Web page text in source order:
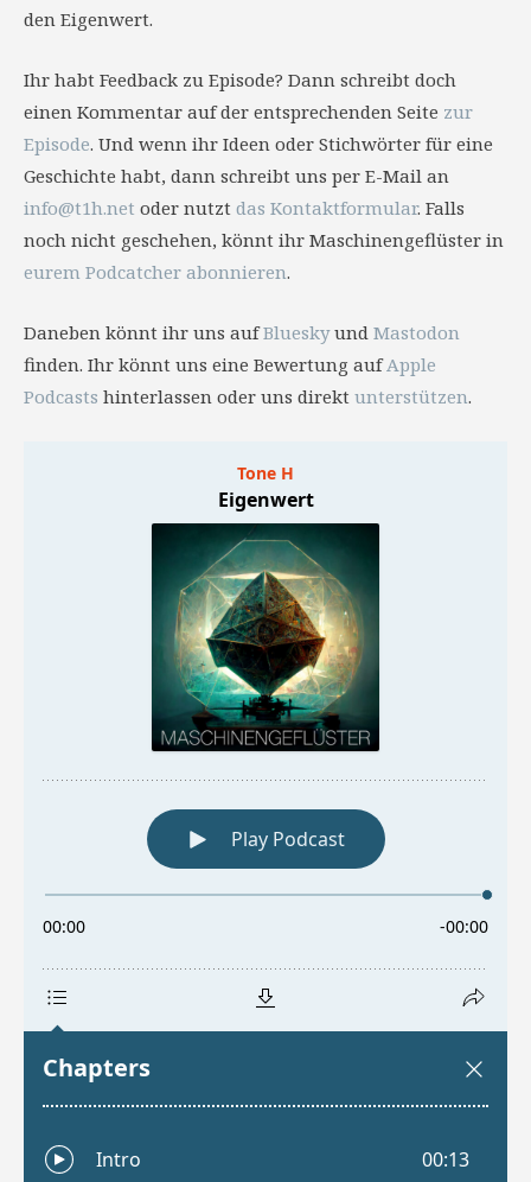
den Eigenwert.
Ihr habt Feedback zu Episode? Dann schreibt doch
einen Kommentar auf der entsprechenden Seite zur
Episode. Und wenn ihr Ideen oder Stichwörter für eine
Geschichte habt, dann schreibt uns per E-Mail an
info@t1h.net oder nutzt das Kontaktformular. Falls
noch nicht geschehen, könnt ihr Maschinengeflüster in
eurem Podcatcher abonnieren.
Daneben könnt ihr uns aufBlueskyund Mastodon
finden. Ihr könnt uns eine Bewertung aufApple
Podcasts hinterlassen oder uns direkt unterstützen.